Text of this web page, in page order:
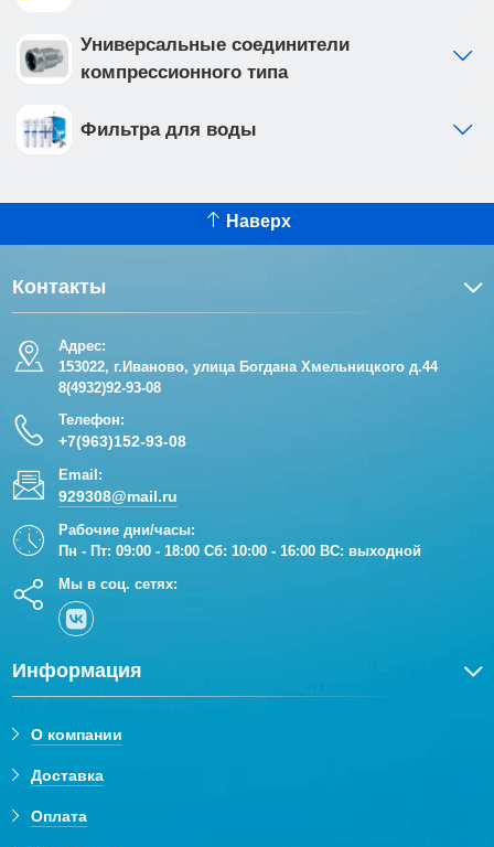
Универсальные соединители
компрессионного типа
Фильтра для воды
Наверх
Контакты
Адрес:
153022, г.Иваново, улица Богдана Хмельницкого д.44
8(4932)92-93-08
Телефон:
+7(963)152-93-08
Email:
929308@mail.ru
Рабочие дни/часы:
Пн - Пт: 09:00 - 18:00 Сб: 10:00 - 16:00 ВС: выходной
Мы в соц. сетях:
Информация
О компании
Доставка
Оплата